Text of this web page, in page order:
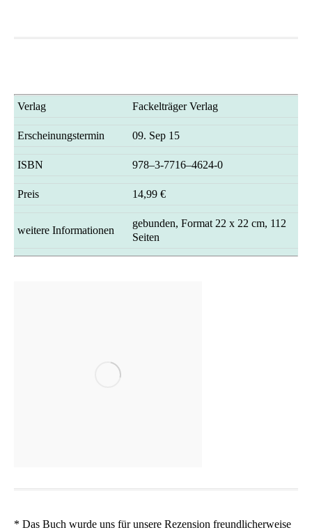
Ver­lag Fackel­trä­ger Verlag
Erschei­nungs­ter­min 09. Sep 15
ISBN 978–3‑7716–4624‑0
Preis 14,99 €
wei­te­re Informationen
gebun­den, For­mat 22 x 22 cm, 112
Seiten
* Das Buch wur­de uns für unse­re Rezen­si­on freund­li­cher­wei­se